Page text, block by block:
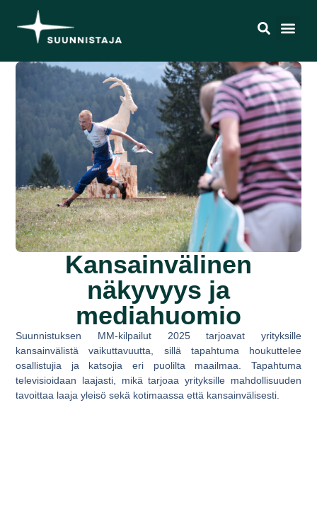
Kansainvälinen
näkyvyys ja
mediahuomio
Suunnistuksen MM-kilpailut 2025 tarjoavat yrityksille
kansainvälistä vaikuttavuutta, sillä tapahtuma houkuttelee
osallistujia ja katsojia eri puolilta maailmaa. Tapahtuma
televisioidaan laajasti, mikä tarjoaa yrityksille mahdollisuuden
tavoittaa laaja yleisö sekä kotimaassa että kansainvälisesti.